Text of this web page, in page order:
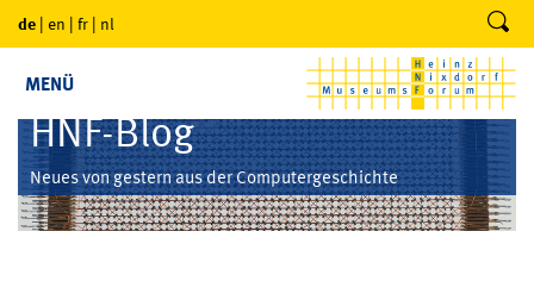
de | en | fr | nl
MENÜ
HNF-Blog
Neues von gestern aus der Computergeschichte